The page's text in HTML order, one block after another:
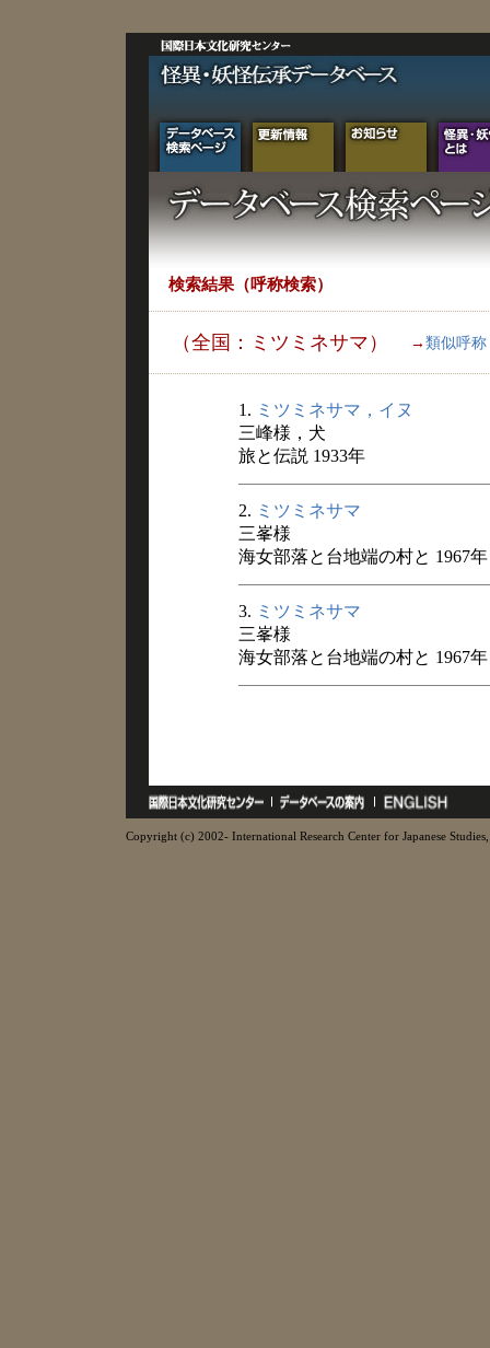
検索結果（呼称検索）
（全国：ミツミネサマ） → 類似呼称
1. ミツミネサマ，イヌ
三峰様，犬
旅と伝説 1933年
2. ミツミネサマ
三峯様
海女部落と台地端の村と 1967年
3. ミツミネサマ
三峯様
海女部落と台地端の村と 1967年
Copyright (c) 2002- International Research Center for Japanese